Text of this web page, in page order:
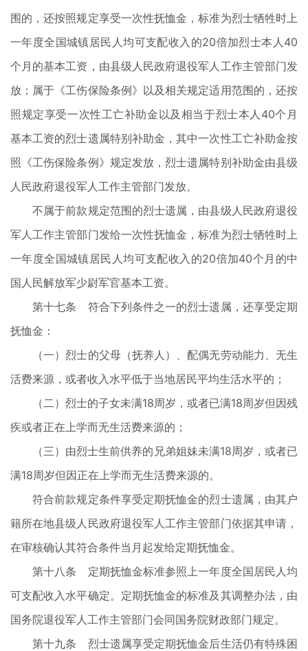
围的，还按照规定享受一次性抚恤金，标准为烈士牺牲时上
一年度全国城镇居民人均可支配收入的20倍加烈士本人40
个月的基本工资，由县级人民政府退役军人工作主管部门发
放；属于《工伤保险条例》以及相关规定适用范围的，还按
照规定享受一次性工亡补助金以及相当于烈士本人40个月
基本工资的烈士遗属特别补助金，其中一次性工亡补助金按
照《工伤保险条例》规定发放，烈士遗属特别补助金由县级
人民政府退役军人工作主管部门发放。
不属于前款规定范围的烈士遗属，由县级人民政府退役
军人工作主管部门发给一次性抚恤金，标准为烈士牺牲时上
一年度全国城镇居民人均可支配收入的20倍加40个月的中
国人民解放军少尉军官基本工资。
第十七条 符合下列条件之一的烈士遗属，还享受定期
抚恤金：
（一）烈士的父母（抚养人）、配偶无劳动能力、无生
活费来源，或者收入水平低于当地居民平均生活水平的；
（二）烈士的子女未满18周岁，或者已满18周岁但因残
疾或者正在上学而无生活费来源的；
（三）由烈士生前供养的兄弟姐妹未满18周岁，或者已
满18周岁但因正在上学而无生活费来源的。
符合前款规定条件享受定期抚恤金的烈士遗属，由其户
籍所在地县级人民政府退役军人工作主管部门依据其申请，
在审核确认其符合条件当月起发给定期抚恤金。
第十八条 定期抚恤金标准参照上一年度全国居民人均
可支配收入水平确定。定期抚恤金的标准及其调整办法，由
国务院退役军人工作主管部门会同国务院财政部门规定。
第十九条 烈士遗属享受定期抚恤金后生活仍有特殊困